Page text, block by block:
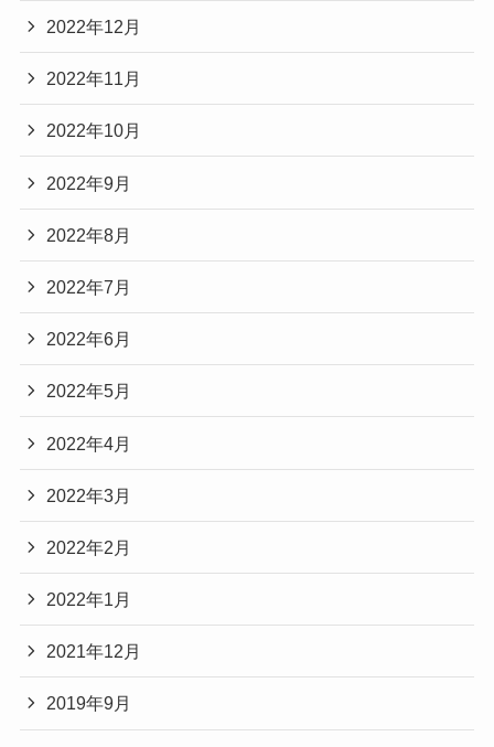
2022年12月
2022年11月
2022年10月
2022年9月
2022年8月
2022年7月
2022年6月
2022年5月
2022年4月
2022年3月
2022年2月
2022年1月
2021年12月
2019年9月